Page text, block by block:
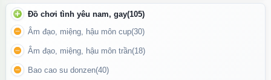
Kích thích sản sinh các tế bào miễn dịch tự nhiên, giúp cơ thể
chống lại các tác nhân gây bệnh.
Đồ chơi tình yêu nam, gay(105)
Âm đạo, miệng, hậu môn cup(30)
Âm đạo, miệng, hậu môn trần(18)
Bao cao su donzen(40)